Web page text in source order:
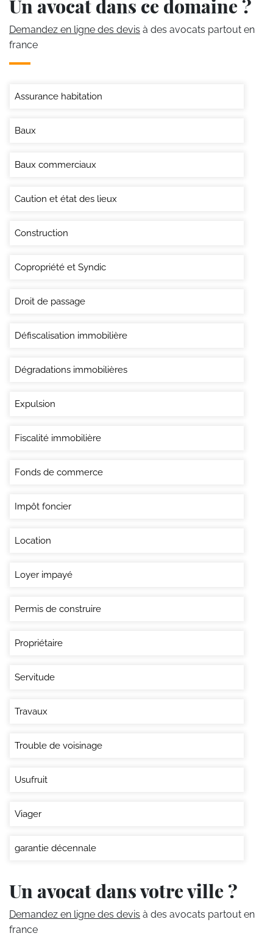
Un avocat dans ce domaine ?
Demandez en ligne des devis à des avocats partout en
france
Assurance habitation
Baux
Baux commerciaux
Caution et état des lieux
Construction
Copropriété et Syndic
Droit de passage
Défiscalisation immobilière
Dégradations immobilières
Expulsion
Fiscalité immobilière
Fonds de commerce
Impôt foncier
Location
Loyer impayé
Permis de construire
Propriétaire
Servitude
Travaux
Trouble de voisinage
Usufruit
Viager
garantie décennale
Un avocat dans votre ville ?
Demandez en ligne des devis à des avocats partout en
france